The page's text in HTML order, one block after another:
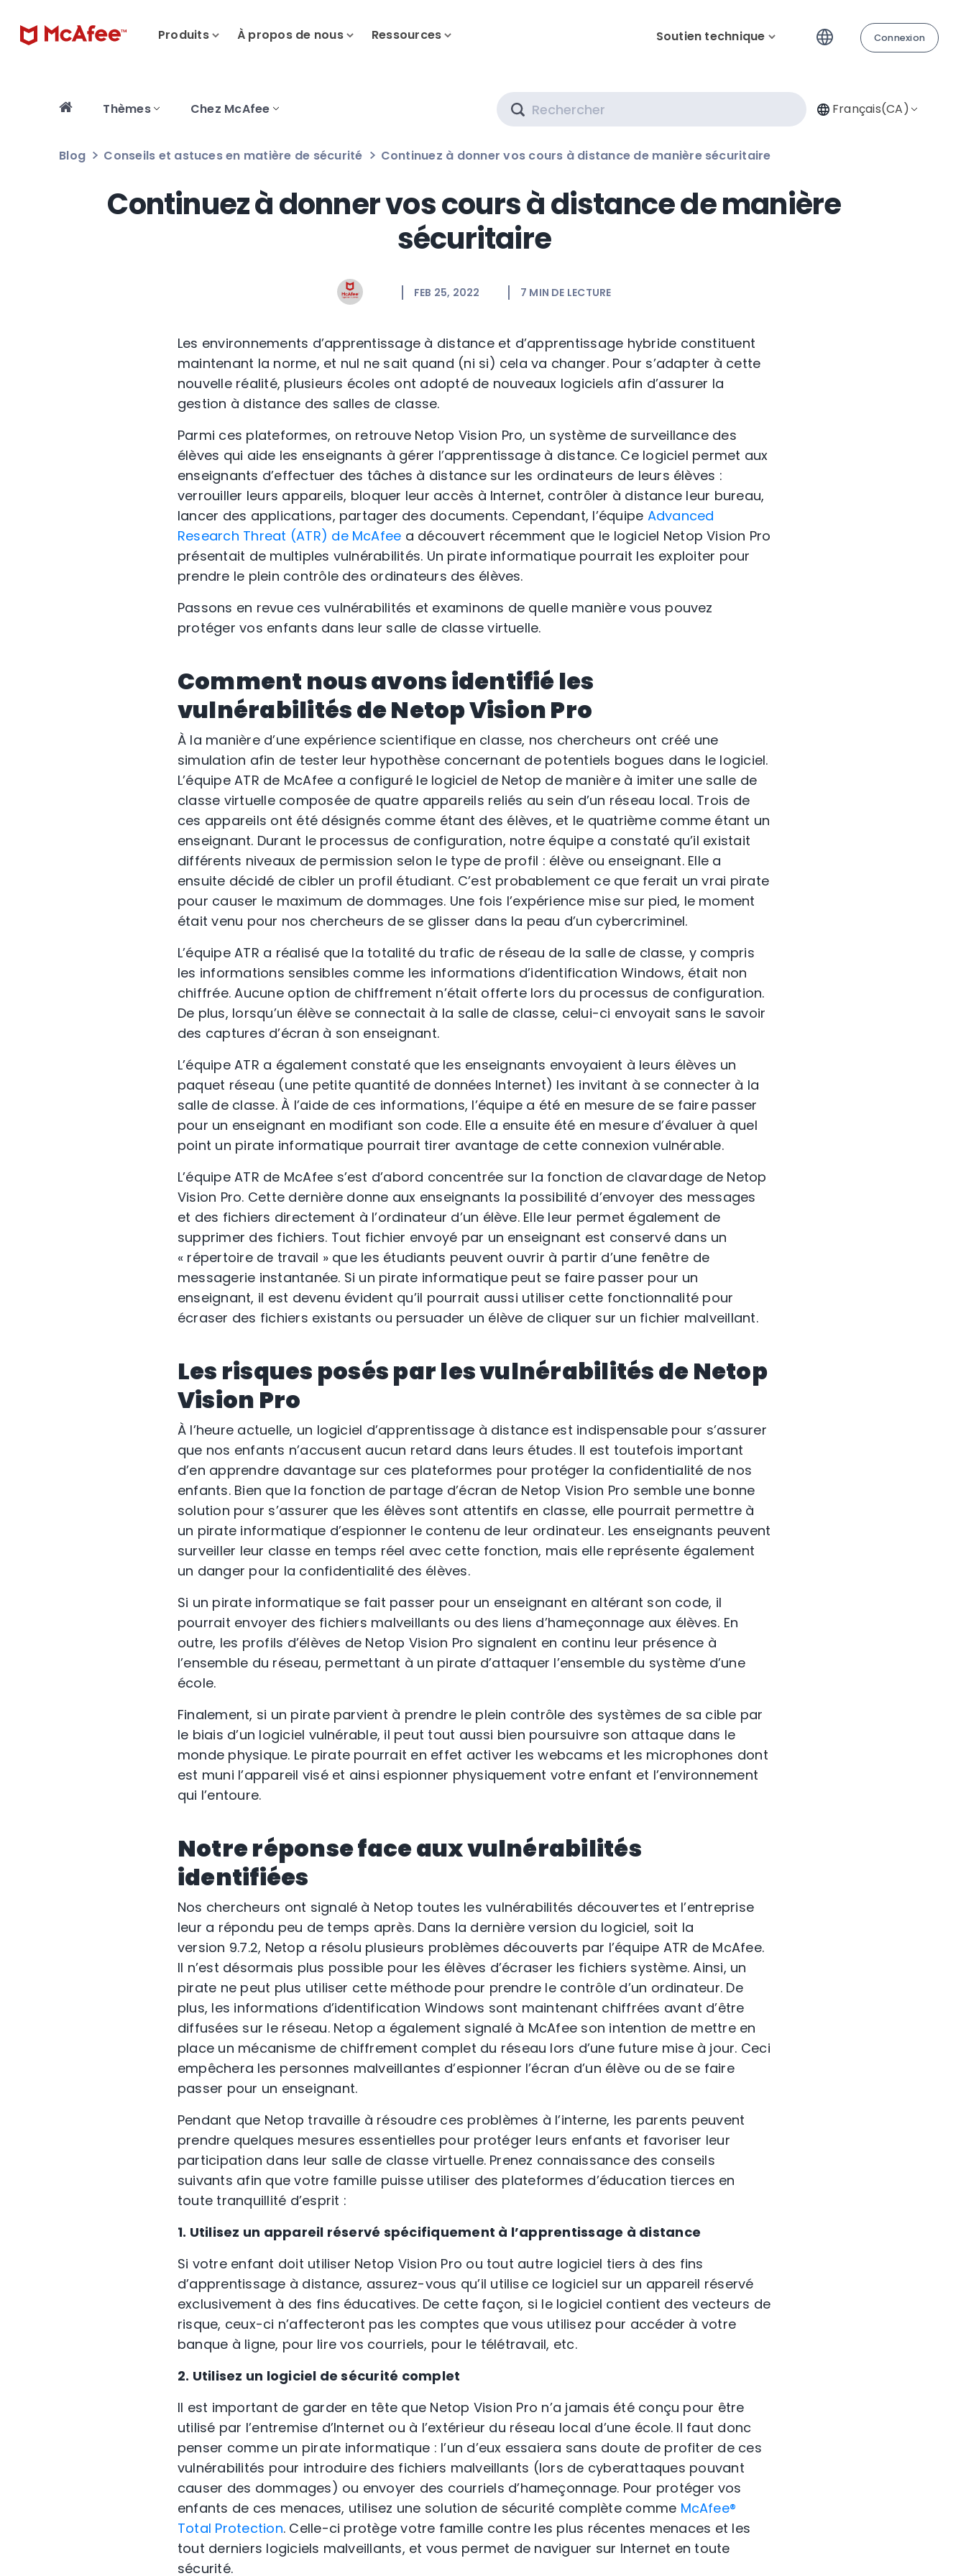
Produits À propos de nous Ressources Soutien technique Connexion
Thèmes Chez McAfee Français(CA)
Blog Conseils et astuces en matière de sécurité Continuez à donner vos cours à distance de manière sécuritaire
Continuez à donner vos cours à distance de manière
sécuritaire
FEB 25, 2022 7 MIN DE LECTURE
Les environnements d’apprentissage à distance et d’apprentissage hybride constituent
maintenant la norme, et nul ne sait quand (ni si) cela va changer. Pour s’adapter à cette
nouvelle réalité, plusieurs écoles ont adopté de nouveaux logiciels afin d’assurer la
gestion à distance des salles de classe.
Parmi ces plateformes, on retrouve Netop Vision Pro, un système de surveillance des
élèves qui aide les enseignants à gérer l’apprentissage à distance. Ce logiciel permet aux
enseignants d’effectuer des tâches à distance sur les ordinateurs de leurs élèves :
verrouiller leurs appareils, bloquer leur accès à Internet, contrôler à distance leur bureau,
lancer des applications, partager des documents. Cependant, l’équipe Advanced
Research Threat (ATR) de McAfee a découvert récemment que le logiciel Netop Vision Pro
présentait de multiples vulnérabilités. Un pirate informatique pourrait les exploiter pour
prendre le plein contrôle des ordinateurs des élèves.
Passons en revue ces vulnérabilités et examinons de quelle manière vous pouvez
protéger vos enfants dans leur salle de classe virtuelle.
Comment nous avons identifié les
vulnérabilités de Netop Vision Pro
À la manière d’une expérience scientifique en classe, nos chercheurs ont créé une
simulation afin de tester leur hypothèse concernant de potentiels bogues dans le logiciel.
L’équipe ATR de McAfee a configuré le logiciel de Netop de manière à imiter une salle de
classe virtuelle composée de quatre appareils reliés au sein d’un réseau local. Trois de
ces appareils ont été désignés comme étant des élèves, et le quatrième comme étant un
enseignant. Durant le processus de configuration, notre équipe a constaté qu’il existait
différents niveaux de permission selon le type de profil : élève ou enseignant. Elle a
ensuite décidé de cibler un profil étudiant. C’est probablement ce que ferait un vrai pirate
pour causer le maximum de dommages. Une fois l’expérience mise sur pied, le moment
était venu pour nos chercheurs de se glisser dans la peau d’un cybercriminel.
L’équipe ATR a réalisé que la totalité du trafic de réseau de la salle de classe, y compris
les informations sensibles comme les informations d’identification Windows, était non
chiffrée. Aucune option de chiffrement n’était offerte lors du processus de configuration.
De plus, lorsqu’un élève se connectait à la salle de classe, celui-ci envoyait sans le savoir
des captures d’écran à son enseignant.
L’équipe ATR a également constaté que les enseignants envoyaient à leurs élèves un
paquet réseau (une petite quantité de données Internet) les invitant à se connecter à la
salle de classe. À l’aide de ces informations, l’équipe a été en mesure de se faire passer
pour un enseignant en modifiant son code. Elle a ensuite été en mesure d’évaluer à quel
point un pirate informatique pourrait tirer avantage de cette connexion vulnérable.
L’équipe ATR de McAfee s’est d’abord concentrée sur la fonction de clavardage de Netop
Vision Pro. Cette dernière donne aux enseignants la possibilité d’envoyer des messages
et des fichiers directement à l’ordinateur d’un élève. Elle leur permet également de
supprimer des fichiers. Tout fichier envoyé par un enseignant est conservé dans un
« répertoire de travail » que les étudiants peuvent ouvrir à partir d’une fenêtre de
messagerie instantanée. Si un pirate informatique peut se faire passer pour un
enseignant, il est devenu évident qu’il pourrait aussi utiliser cette fonctionnalité pour
écraser des fichiers existants ou persuader un élève de cliquer sur un fichier malveillant.
Les risques posés par les vulnérabilités de Netop
Vision Pro
À l’heure actuelle, un logiciel d’apprentissage à distance est indispensable pour s’assurer
que nos enfants n’accusent aucun retard dans leurs études. Il est toutefois important
d’en apprendre davantage sur ces plateformes pour protéger la confidentialité de nos
enfants. Bien que la fonction de partage d’écran de Netop Vision Pro semble une bonne
solution pour s’assurer que les élèves sont attentifs en classe, elle pourrait permettre à
un pirate informatique d’espionner le contenu de leur ordinateur. Les enseignants peuvent
surveiller leur classe en temps réel avec cette fonction, mais elle représente également
un danger pour la confidentialité des élèves.
Si un pirate informatique se fait passer pour un enseignant en altérant son code, il
pourrait envoyer des fichiers malveillants ou des liens d’hameçonnage aux élèves. En
outre, les profils d’élèves de Netop Vision Pro signalent en continu leur présence à
l’ensemble du réseau, permettant à un pirate d’attaquer l’ensemble du système d’une
école.
Finalement, si un pirate parvient à prendre le plein contrôle des systèmes de sa cible par
le biais d’un logiciel vulnérable, il peut tout aussi bien poursuivre son attaque dans le
monde physique. Le pirate pourrait en effet activer les webcams et les microphones dont
est muni l’appareil visé et ainsi espionner physiquement votre enfant et l’environnement
qui l’entoure.
Notre réponse face aux vulnérabilités
identifiées
Nos chercheurs ont signalé à Netop toutes les vulnérabilités découvertes et l’entreprise
leur a répondu peu de temps après. Dans la dernière version du logiciel, soit la
version 9.7.2, Netop a résolu plusieurs problèmes découverts par l’équipe ATR de McAfee.
Il n’est désormais plus possible pour les élèves d’écraser les fichiers système. Ainsi, un
pirate ne peut plus utiliser cette méthode pour prendre le contrôle d’un ordinateur. De
plus, les informations d’identification Windows sont maintenant chiffrées avant d’être
diffusées sur le réseau. Netop a également signalé à McAfee son intention de mettre en
place un mécanisme de chiffrement complet du réseau lors d’une future mise à jour. Ceci
empêchera les personnes malveillantes d’espionner l’écran d’un élève ou de se faire
passer pour un enseignant.
Pendant que Netop travaille à résoudre ces problèmes à l’interne, les parents peuvent
prendre quelques mesures essentielles pour protéger leurs enfants et favoriser leur
participation dans leur salle de classe virtuelle. Prenez connaissance des conseils
suivants afin que votre famille puisse utiliser des plateformes d’éducation tierces en
toute tranquillité d’esprit :
1. Utilisez un appareil réservé spécifiquement à l’apprentissage à distance
Si votre enfant doit utiliser Netop Vision Pro ou tout autre logiciel tiers à des fins
d’apprentissage à distance, assurez-vous qu’il utilise ce logiciel sur un appareil réservé
exclusivement à des fins éducatives. De cette façon, si le logiciel contient des vecteurs de
risque, ceux-ci n’affecteront pas les comptes que vous utilisez pour accéder à votre
banque à ligne, pour lire vos courriels, pour le télétravail, etc.
2. Utilisez un logiciel de sécurité complet
Il est important de garder en tête que Netop Vision Pro n’a jamais été conçu pour être
utilisé par l’entremise d’Internet ou à l’extérieur du réseau local d’une école. Il faut donc
penser comme un pirate informatique : l’un d’eux essaiera sans doute de profiter de ces
vulnérabilités pour introduire des fichiers malveillants (lors de cyberattaques pouvant
causer des dommages) ou envoyer des courriels d’hameçonnage. Pour protéger vos
enfants de ces menaces, utilisez une solution de sécurité complète comme McAfee®
Total Protection. Celle-ci protège votre famille contre les plus récentes menaces et les
tout derniers logiciels malveillants, et vous permet de naviguer sur Internet en toute
sécurité.